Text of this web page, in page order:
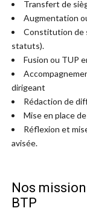
Transfert de
Augmentation
Constitution de
statuts).
Fusion ou TUP
dirigeant
Rédaction de
Mise en place
Réflexion et
avisée.
Nos
BTP